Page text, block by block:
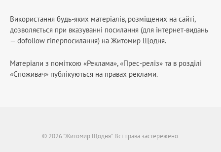
Використання будь-яких матеріалів, розміщених на сайті,
дозволяється при вказуванні посилання (для інтернет-видань
— dofollow гіперпосилання) на Житомир Щодня.
Матеріали з поміткою «Реклама», «Прес-реліз» та в розділі
«Споживач» публікуються на правах реклами.
© 2026 "Житомир Щодня". Всі права застережено.